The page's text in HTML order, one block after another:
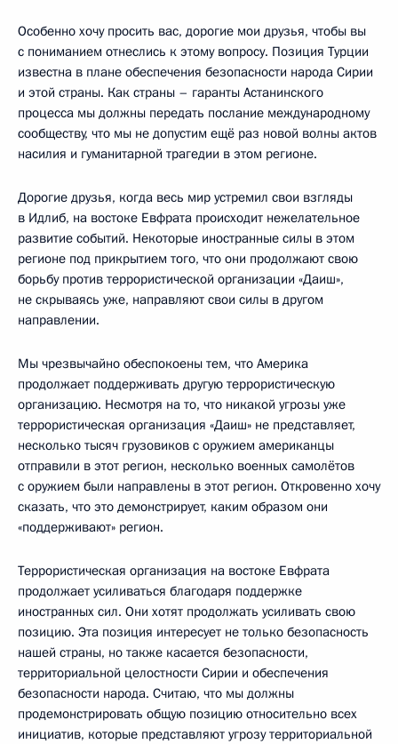
Особенно хочу просить вас, дорогие мои друзья, чтобы вы
с пониманием отнеслись к этому вопросу. Позиция Турции
известна в плане обеспечения безопасности народа Сирии
и этой страны. Как страны – гаранты Астанинского
процесса мы должны передать послание международному
сообществу, что мы не допустим ещё раз новой волны актов
насилия и гуманитарной трагедии в этом регионе.
Дорогие друзья, когда весь мир устремил свои взгляды
в Идлиб, на востоке Евфрата происходит нежелательное
развитие событий. Некоторые иностранные силы в этом
регионе под прикрытием того, что они продолжают свою
борьбу против террористической организации «Даиш»,
не скрываясь уже, направляют свои силы в другом
направлении.
Мы чрезвычайно обеспокоены тем, что Америка
продолжает поддерживать другую террористическую
организацию. Несмотря на то, что никакой угрозы уже
террористическая организация «Даиш» не представляет,
несколько тысяч грузовиков с оружием американцы
отправили в этот регион, несколько военных самолётов
с оружием были направлены в этот регион. Откровенно хочу
сказать, что это демонстрирует, каким образом они
«поддерживают» регион.
Террористическая организация на востоке Евфрата
продолжает усиливаться благодаря поддержке
иностранных сил. Они хотят продолжать усиливать свою
позицию. Эта позиция интересует не только безопасность
нашей страны, но также касается безопасности,
территориальной целостности Сирии и обеспечения
безопасности народа. Считаю, что мы должны
продемонстрировать общую позицию относительно всех
инициатив, которые представляют угрозу территориальной